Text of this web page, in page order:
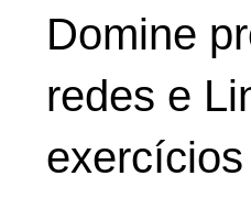
Domine
redes e